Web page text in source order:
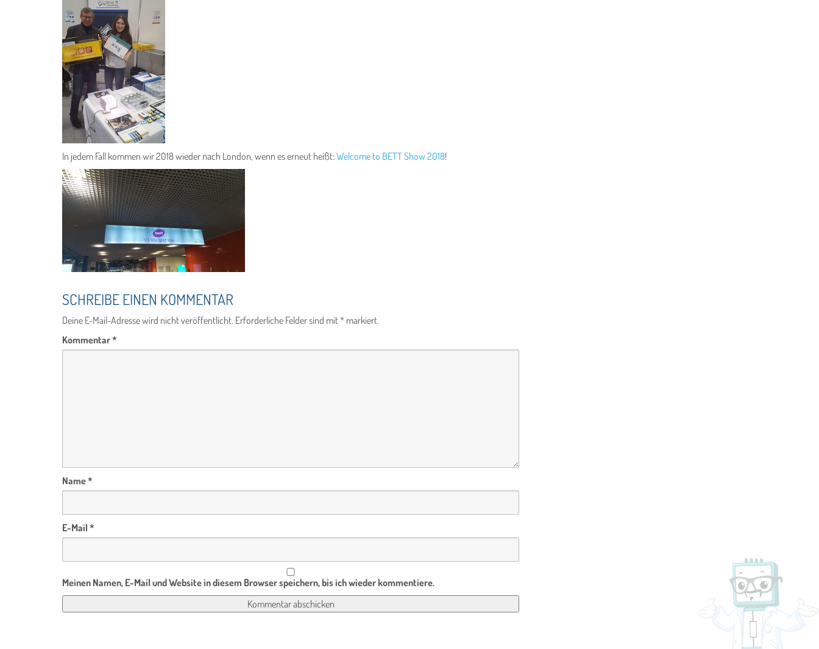
In jedem Fall kommen wir 2018 wieder nach London, wenn es erneut heißt: Welcome to BETT Show 2018!
SCHREIBE EINEN KOMMENTAR
Deine E-Mail-Adresse wird nicht veröffentlicht. Erforderliche Felder sind mit* markiert.
Kommentar*
Name*
E-Mail *
Meinen Namen, E-Mail und Website in diesem Browser speichern, bis ich wieder kommentiere.